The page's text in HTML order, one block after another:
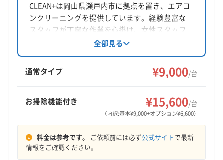
CLEAN+は岡山県瀬戸内市に拠点を置き、エアコ
ンクリーニングを提供しています。経験豊富な
スタッフが丁寧な作業を心掛け、女性スタッフ
の同行も可能です。基本料金は1台9000円から
で、複数台割引や消臭抗菌コートなどのオプシ
ョンも用意されています。損害保険加入済みで
す。
全部見る
通常タイプ ¥9,000/台
お掃除機能付き ¥15,600/台
（内訳:基本¥9,000+オプション¥6,600）
料金は参考です。 ご依頼前には必ず公式サイトで最新
情報をご確認ください。